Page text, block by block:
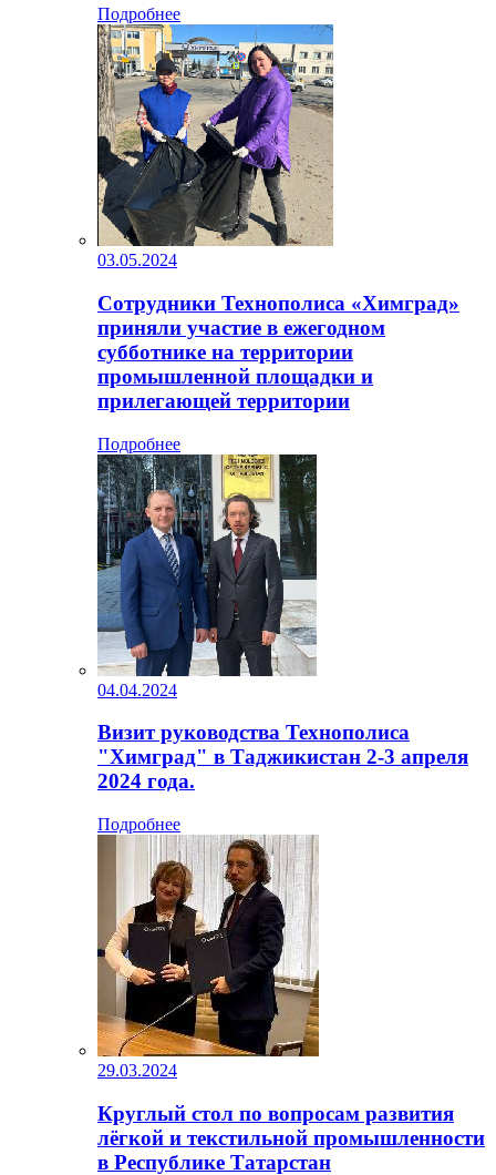
Подробнее
03.05.2024
Сотрудники Технополиса «Химград»
приняли участие в ежегодном
субботнике на территории
промышленной площадки и
прилегающей территории
Подробнее
04.04.2024
Визит руководства Технополиса
"Химград" в Таджикистан 2-3 апреля
2024 года.
Подробнее
29.03.2024
Круглый стол по вопросам развития
лёгкой и текстильной промышленности
в Республике Татарстан